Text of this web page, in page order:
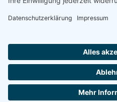
Unser Newsletter für